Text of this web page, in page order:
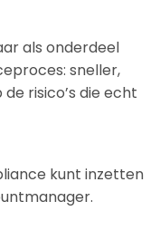
als onderdeel
sneller,
risico’s die echt
kunt inzetten